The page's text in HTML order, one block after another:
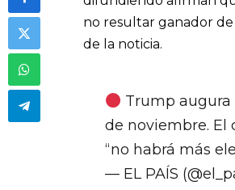
no resultar ganador de
de la noticia.
Trump augura
de noviembre. El
“no habrá más
— EL PAÍS